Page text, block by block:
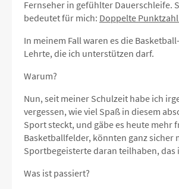
Fernseher in gefühlter Dauerschleife.
bedeutet für mich: Doppelte
In meinem Fall waren es die
Lehrte, die ich unterstützen darf.
Warum?
Nun, seit meiner Schulzeit habe ich
vergessen, wie viel Spaß in diesem
Sport steckt, und gäbe es heute mehr
Basketballfelder, könnten ganz sicher
Sportbegeisterte daran teilhaben, das
Was ist passiert?